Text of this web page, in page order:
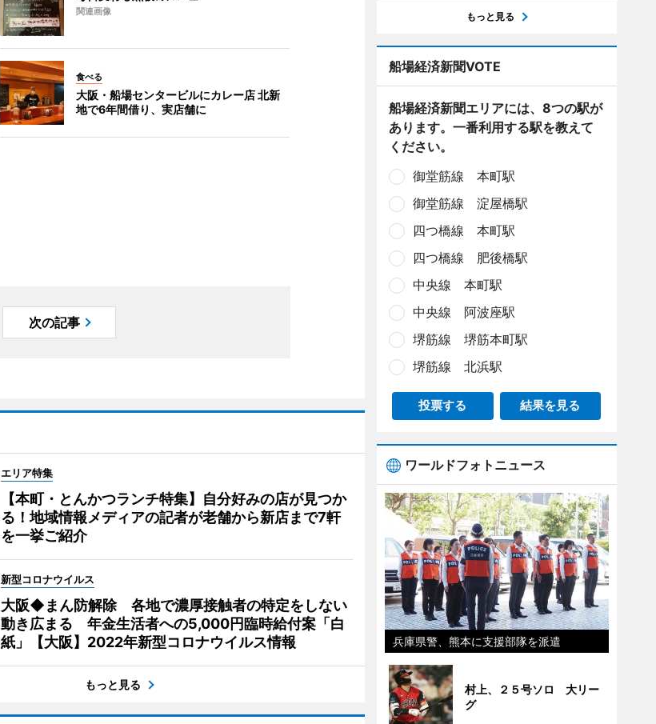
関連画像
食べる
大阪・船場センタービルにカレー店 北新
地で6年間借り、実店舗に
次の記事
エリア特集
【本町・とんかつランチ特集】自分好みの店が見つか
る！地域情報メディアの記者が老舗から新店まで7軒
を一挙ご紹介
新型コロナウイルス
大阪◆まん防解除 各地で濃厚接触者の特定をしない
動き広まる 年金生活者への5,000円臨時給付案「白
紙」【大阪】2022年新型コロナウイルス情報
もっと見る
もっと見る
船場経済新聞VOTE
船場経済新聞エリアには、8つの駅が
あります。一番利用する駅を教えて
ください。
御堂筋線 本町駅
御堂筋線 淀屋橋駅
四つ橋線 本町駅
四つ橋線 肥後橋駅
中央線 本町駅
中央線 阿波座駅
堺筋線 堺筋本町駅
堺筋線 北浜駅
投票する 結果を見る
ワールドフォトニュース
兵庫県警、熊本に支援部隊を派遣
村上、２５号ソロ 大リー
グ